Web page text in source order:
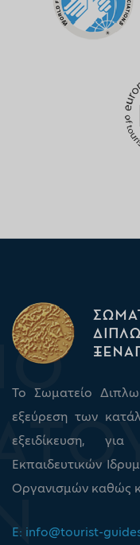
Το Σωματείο
εξεύρεση των
εξειδίκευση,
Εκπαιδευτικών
Οργανισμών καθώς
E: info@tourist-